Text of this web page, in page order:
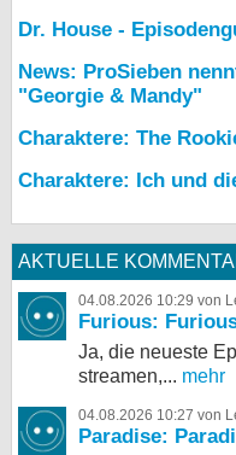
Dr. House -
News: ProSieben
"Georgie & Mandy"
Charaktere: The
Charaktere: Ich und
AKTUELLE
04.08.2026 10:29 von
Furious:
Ja, die neueste
streamen,... mehr
04.08.2026 10:27 von
Paradise: